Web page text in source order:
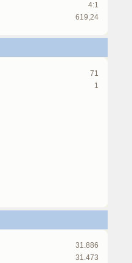
4:1
619,24
71
1
31.886
31.473